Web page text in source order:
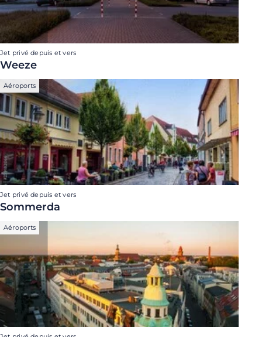
Jet privé depuis et vers
Weeze
Aéroports
Jet privé depuis et vers
Sommerda
Aéroports